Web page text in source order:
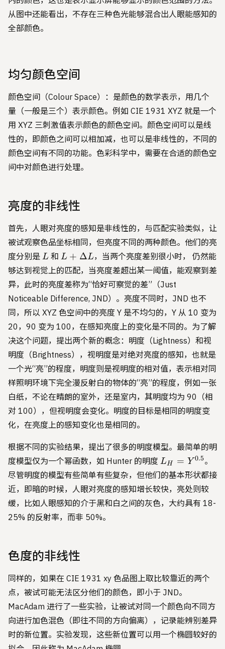
从图中还能看出，不存在三种色光能够混合出人眼能感知的
全部颜色。
均匀颜色空间
颜色空间（Colour Space）：是颜色的数学表示，用几个
量（一般是三个）表示颜色。例如 CIE 1931 XYZ 就是一个
用 XYZ 三刺激值表示颜色的颜色空间。颜色空间可以是线
性的，即颜色之间可以相加减，也可以是非线性的，不同的
颜色空间有不同的功能。色彩科学中，需要在合适的颜色空
间中对颜色进行处理。
亮度的非线性
首先，人眼对亮度的感知是非线性的，与匹配实验类似，让
被试观察色品坐标相同，但亮度不同的两种颜色。他们的亮
度分别是 L
L 和 L+\Delta
L
L + ΔL，当两个亮度差别很小时， 仍然能
够达到视觉上的匹配，当亮度差超出某一阈值，能观察到差
异，此时的亮度差称为“恰好可察觉的差”（Just
Noticeable Difference, JND）。亮度不同时，JND 也不
同，所以 XYZ 色空间中的亮度 Y 是不均匀的，Y 从 10 变为
20，90 变为 100，在感知亮度上的变化是不同的。为了解
决这个问题，提出两个新的概念：明度（Lightness）和视
明度（Brightness），视明度是对绝对亮度的感知，也就是
一个光“亮”的程度，明度则是视明度的相对值，表示相对同
样照明环境下完全漫反射白的物体的“亮”的程度，例如一张
白纸，不论在晴朗的室外，还是室内，其明度均为 90（相
对 100），但视明度会变化。明度的目标是相同的明度变
化，在亮度上的感知变化也是相同的。
根据不同的实验结果，提出了很多的明度模型。最简单的明
度模型仅为一个幂函数，如 Hunter 的明度 L_H
= Y
^
{0.5}
LH = Y 0.5。
尽管明度的模型有些简单有些复杂，但他们的基本形状都接
近，即暗的时候，人眼对亮度的感知增长较快，亮处则较
缓，比如人眼感知的介于黑和白之间的灰色，大约具有 18-
25% 的反射率，而非 50%。
色度的非线性
同样的，如果在 CIE 1931 xy 色品图上取比较靠近的两个
点，被试可能无法区分他们的颜色，即小于 JND。
MacAdam 进行了一些实验，让被试对同一个颜色向不同方
向进行加色混色（即往不同的方向偏离），记录能辨别差异
时的新位置。实验发现，这些新位置可以用一个椭圆较好的